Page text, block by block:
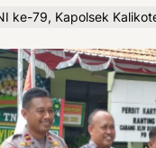
ke-79, Kapolsek